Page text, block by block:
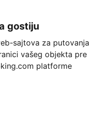
gostiju
sajtova za putovanja
vašeg objekta pre
platforme